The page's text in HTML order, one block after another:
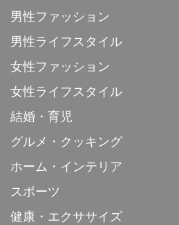
男性ファッション
男性ライフスタイル
女性ファッション
女性ライフスタイル
結婚・育児
グルメ・クッキング
ホーム・インテリア
スポーツ
健康・エクササイズ